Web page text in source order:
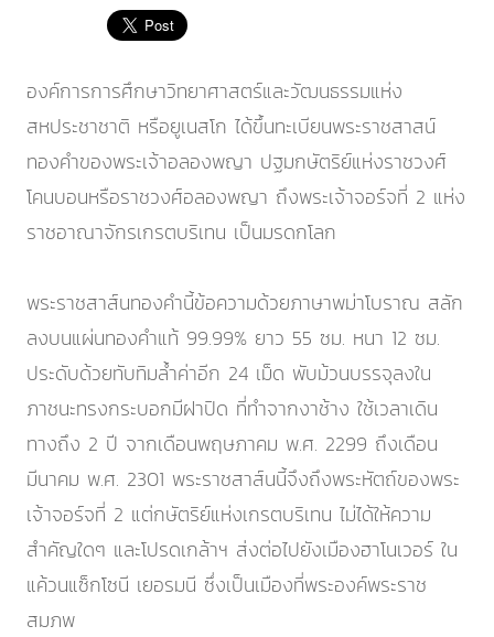
องค์การการศึกษาวิทยาศาสตร์และวัฒนธรรมแห่ง
สหประชาชาติ หรือยูเนสโก ได้ขึ้นทะเบียนพระราชสาสน์
ทองคำของพระเจ้าอลองพญา ปฐมกษัตริย์แห่งราชวงศ์
โคนบอนหรือราชวงศ์อลองพญา ถึงพระเจ้าจอร์จที่ 2 แห่ง
ราชอาณาจักรเกรตบริเทน เป็นมรดกโลก
พระราชสาส์นทองคำนี้ข้อความด้วยภาษาพม่าโบราณ สลัก
ลงบนแผ่นทองคำแท้ 99.99% ยาว 55 ซม. หนา 12 ซม.
ประดับด้วยทับทิมล้ำค่าอีก 24 เม็ด พับม้วนบรรจุลงใน
ภาชนะทรงกระบอกมีฝาปิด ที่ทำจากงาช้าง ใช้เวลาเดิน
ทางถึง 2 ปี จากเดือนพฤษภาคม พ.ศ. 2299 ถึงเดือน
มีนาคม พ.ศ. 2301 พระราชสาส์นนี้จึงถึงพระหัตถ์ของพระ
เจ้าจอร์จที่ 2 แต่กษัตริย์แห่งเกรตบริเทน ไม่ได้ให้ความ
สำคัญใดๆ และโปรดเกล้าฯ ส่งต่อไปยังเมืองฮาโนเวอร์ ใน
แค้วนแซ็กโซนี เยอรมนี ซึ่งเป็นเมืองที่พระองค์พระราช
สมภพ